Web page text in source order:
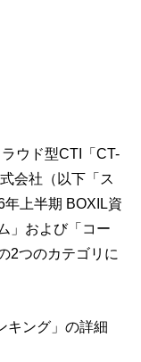
ウド型CTI「CT-
会社（以下「ス
上半期 BOXIL資
」および「コー
2つのカテゴリに
キング」の詳細